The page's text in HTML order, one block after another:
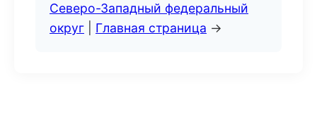
Северо-Западный федеральный
округ
Главная страница →